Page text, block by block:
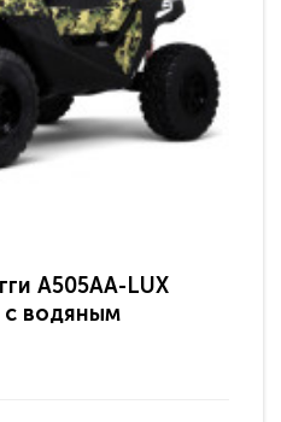
A505AA-LUX
водяным